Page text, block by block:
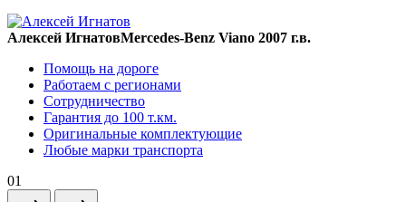
Алексей ИгнатовMercedes-Benz Viano 2007 г.в.
Помощь на дороге
Работаем с регионами
Сотрудничество
Гарантия до 100 т.км.
Оригинальные комплектующие
Любые марки транспорта
01